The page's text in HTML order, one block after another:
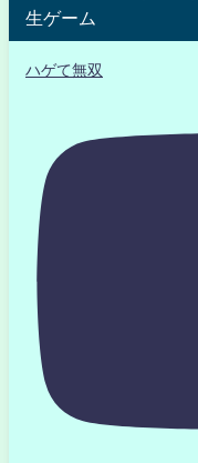
生ゲーム
ハゲて無双